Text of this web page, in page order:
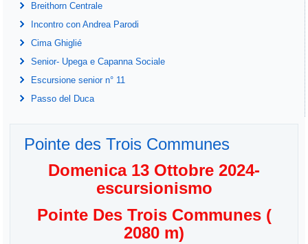
Breithorn Centrale
Incontro con Andrea Parodi
Cima Ghiglié
Senior- Upega e Capanna Sociale
Escursione senior n° 11
Passo del Duca
Pointe des Trois Communes
Domenica 13 Ottobre 2024-
escursionismo
Pointe Des Trois Communes (
2080 m)